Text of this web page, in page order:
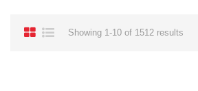
Showing 1-10 of 1512 results